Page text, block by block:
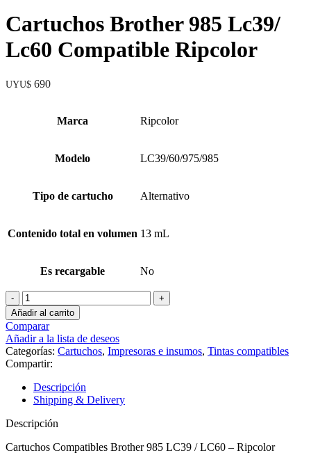
Cartuchos Brother 985 Lc39/
Lc60 Compatible Ripcolor
UYU$ 690
Marca Ripcolor
Modelo LC39/60/975/985
Tipo de cartucho Alternativo
Contenido total en volumen 13 mL
Es recargable No
Cartuchos
Brother
985
Lc39/
Lc60
Compatible
Ripcolor
cantidad
Añadir al carrito
Comparar
Añadir a la lista de deseos
Categorías: Cartuchos, Impresoras e insumos, Tintas compatibles
Compartir:
Descripción
Shipping & Delivery
Descripción
Cartuchos Compatibles Brother 985 LC39 / LC60 – Ripcolor